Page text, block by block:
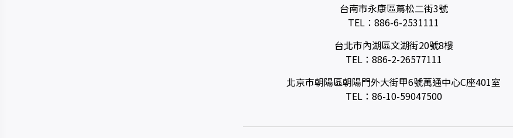
台南市永康區蔦松二街3號
TEL： 886-6-2531111
台北市內湖區文湖街20號8樓
TEL： 886-2-26577111
北京市朝陽區朝陽門外大街甲6號萬通中心C座401室
TEL： 86-10-59047500